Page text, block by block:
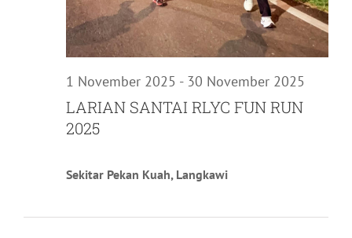
LARIAN SANTAI RLYC FUN RUN
2025
1 November 2025 - 30 November 2025
Sekitar Pekan Kuah, Langkawi